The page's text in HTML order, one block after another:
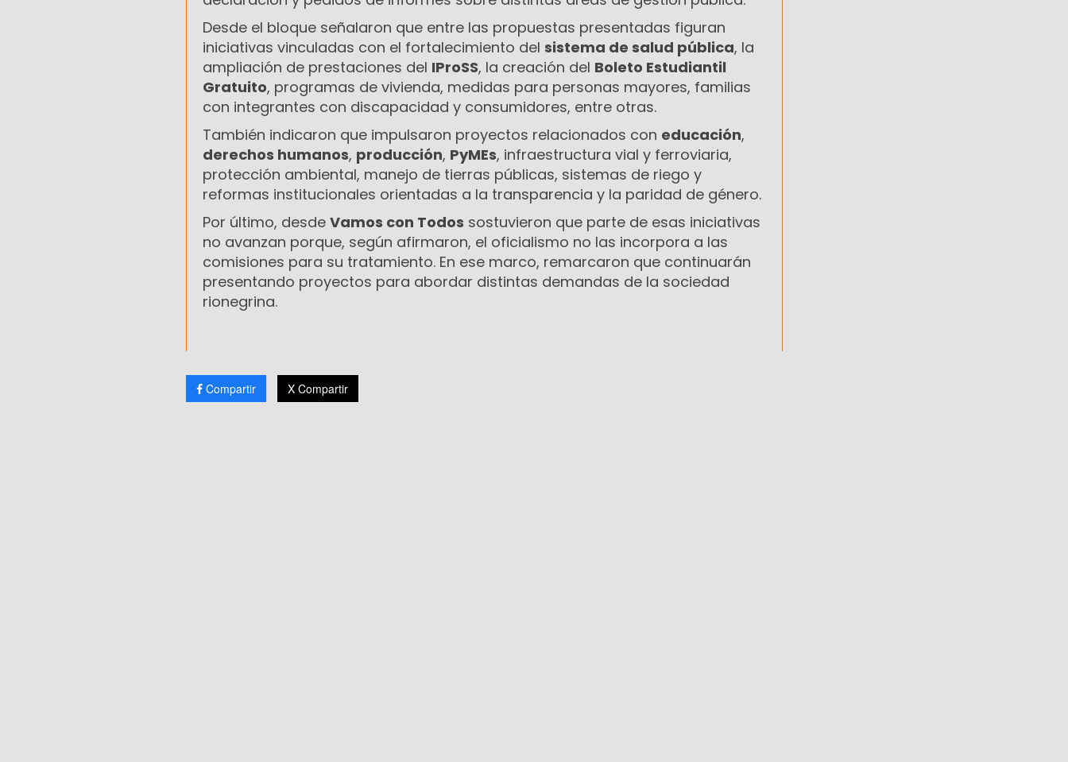
Desde el bloque señalaron que entre las propuestas presentadas figuran
iniciativas vinculadas con el fortalecimiento del sistema de salud pública, la
ampliación de prestaciones del IProSS, la creación del Boleto Estudiantil
Gratuito, programas de vivienda, medidas para personas mayores, familias
con integrantes con discapacidad y consumidores, entre otras.
También indicaron que impulsaron proyectos relacionados con educación,
derechos humanos, producción, PyMEs, infraestructura vial y ferroviaria,
protección ambiental, manejo de tierras públicas, sistemas de riego y
reformas institucionales orientadas a la transparencia y la paridad de género.
Por último, desde Vamos con Todos sostuvieron que parte de esas iniciativas
no avanzan porque, según afirmaron, el oficialismo no las incorpora a las
comisiones para su tratamiento. En ese marco, remarcaron que continuarán
presentando proyectos para abordar distintas demandas de la sociedad
rionegrina.
Compartir X Compartir